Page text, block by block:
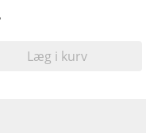
Læg i kurv